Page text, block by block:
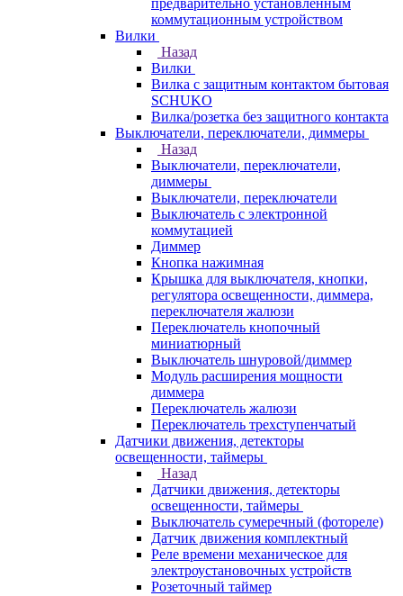
предварительно установленным
коммутационным устройством
Вилки
Назад
Вилки
Вилка с защитным контактом бытовая
SCHUKO
Вилка/розетка без защитного контакта
Выключатели, переключатели, диммеры
Назад
Выключатели, переключатели,
диммеры
Выключатели, переключатели
Выключатель с электронной
коммутацией
Диммер
Кнопка нажимная
Крышка для выключателя, кнопки,
регулятора освещенности, диммера,
переключателя жалюзи
Переключатель кнопочный
миниатюрный
Выключатель шнуровой/диммер
Модуль расширения мощности
диммера
Переключатель жалюзи
Переключатель трехступенчатый
Датчики движения, детекторы
освещенности, таймеры
Назад
Датчики движения, детекторы
освещенности, таймеры
Выключатель сумеречный (фотореле)
Датчик движения комплектный
Реле времени механическое для
электроустановочных устройств
Розеточный таймер